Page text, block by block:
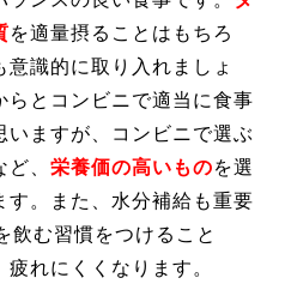
を適量摂ることはもちろ
意識的に取り入れましょ
らとコンビニで適当に食事
いますが、コンビニで選ぶ
、 栄養価の高いものを選
す。また、水分補給も重要
飲む習慣をつけること
れにくくなります。